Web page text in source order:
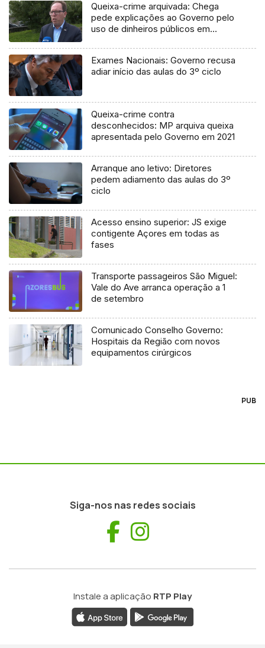
Queixa-crime arquivada: Chega
pede explicações ao Governo pelo
uso de dinheiros públicos em
Exames Nacionais: Governo recusa
adiar início das aulas do 3º ciclo
Queixa-crime contra
desconhecidos: MP arquiva queixa
apresentada pelo Governo em 2021
Arranque ano letivo: Diretores
pedem adiamento das aulas do 3º
ciclo
Acesso ensino superior: JS exige
contigente Açores em todas as
fases
Transporte passageiros São Miguel:
Vale do Ave arranca operação a 1
de setembro
Comunicado Conselho Governo:
Hospitais da Região com novos
equipamentos cirúrgicos
PUB
Siga-nos nas redes sociais
Facebook
Instale a aplicação RTP Play